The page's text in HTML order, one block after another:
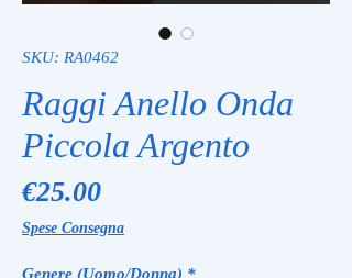
SKU: RA0462
Raggi Anello Onda
Piccola Argento
€25.00Price
Spese Consegna
Genere (Uomo/Donna) *